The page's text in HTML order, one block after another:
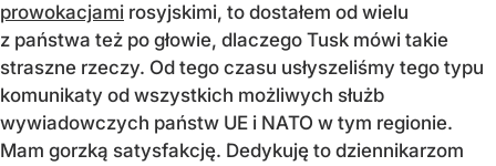
prowokacjami rosyjskimi, to dostałem od wielu
z państwa też po głowie, dlaczego Tusk mówi takie
straszne rzeczy. Od tego czasu usłyszeliśmy tego typu
komunikaty od wszystkich możliwych służb
wywiadowczych państw UE i NATO w tym regionie.
Mam gorzką satysfakcję. Dedykuję to dziennikarzom